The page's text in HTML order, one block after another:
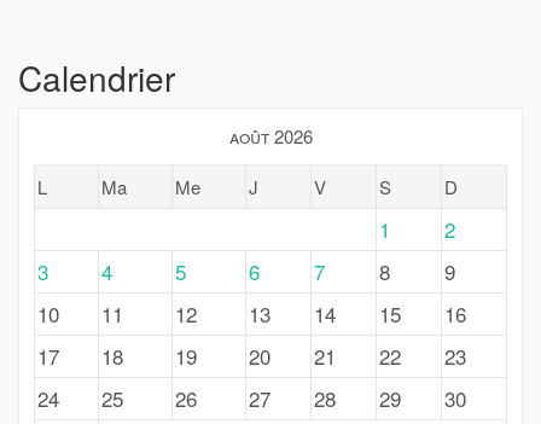
Calendrier
août 2026
L
Ma Me J V S D
1
2
3
4 5 6 7 8
9
10
11 12 13 14 15
16
17
18 19 20 21 22
23
24
25 26 27 28 29
30